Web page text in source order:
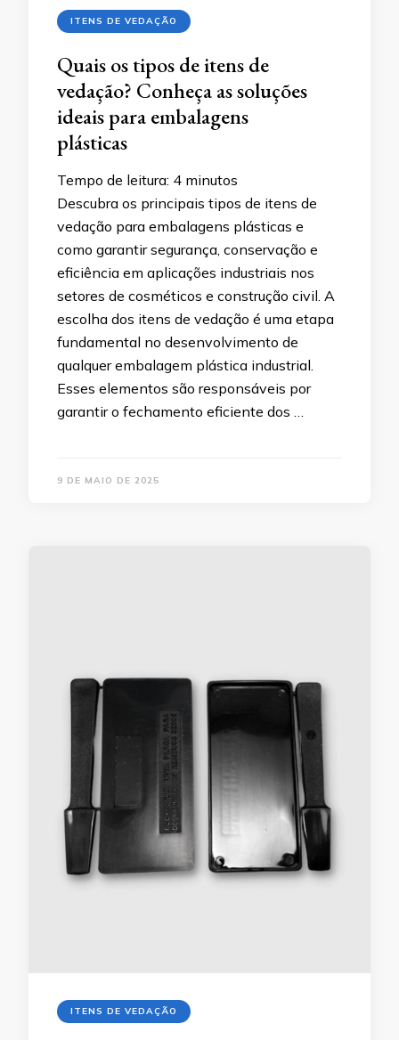
ITENS DE VEDAÇÃO
Quais os tipos de itens de
vedação? Conheça as soluções
ideais para embalagens
plásticas
Tempo de leitura: 4 minutos
Descubra os principais tipos de itens de
vedação para embalagens plásticas e
como garantir segurança, conservação e
eficiência em aplicações industriais nos
setores de cosméticos e construção civil. A
escolha dos itens de vedação é uma etapa
fundamental no desenvolvimento de
qualquer embalagem plástica industrial.
Esses elementos são responsáveis por
garantir o fechamento eficiente dos …
9 DE MAIO DE 2025
ITENS DE VEDAÇÃO